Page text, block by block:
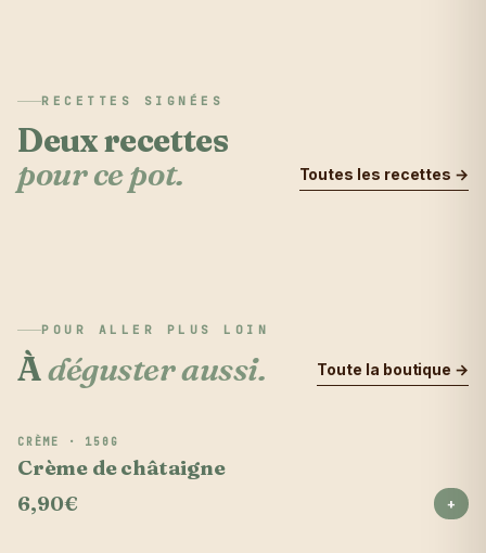
RECETTES SIGNÉES
Deux recettes
pour ce pot.
Toutes les recettes →
POUR ALLER PLUS LOIN
Àdéguster aussi. Toute la boutique →
Bestseller
CRÈME · 150G
Crème de châtaigne
6,90€ +